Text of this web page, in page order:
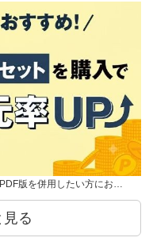
版を併用したい方にお…
る